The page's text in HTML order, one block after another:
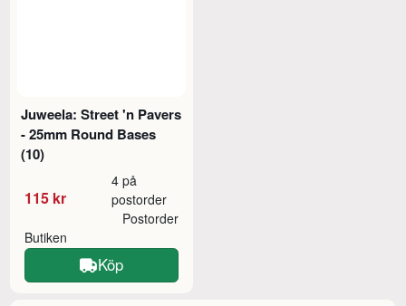
Juweela: Street 'n Pavers
- 25mm Round Bases
(10)
115 kr
4 på
postorder
Butiken
Postorder
Köp